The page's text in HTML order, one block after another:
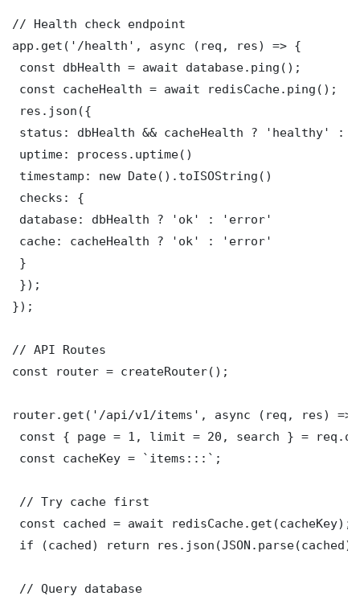
// Health check endpoint
app.get('/health', async (req, res) => {
const dbHealth = await database.ping();
const cacheHealth = await redisCache.ping();
res.json({
status: dbHealth && cacheHealth ? 'healthy' :
uptime: process.uptime()
timestamp: new Date().toISOString()
checks: {
database: dbHealth ? 'ok' : 'error'
cache: cacheHealth ? 'ok' : 'error'
}
});
});
// API Routes
const router = createRouter();
router.get('/api/v1/items', async (req, res) =>
const { page = 1, limit = 20, search } =
const cacheKey = `items:::`;
// Try cache first
const cached = await redisCache.get(cacheKey);
if (cached) return
// Query database